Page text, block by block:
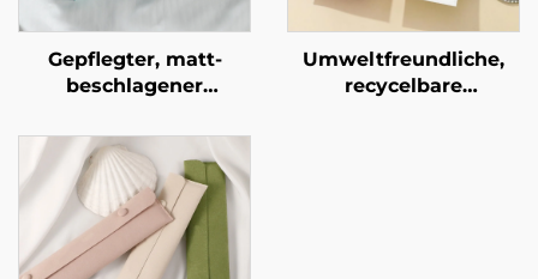
Gepflegter, matt-
beschlagener
Schubladentresor aus
geometrischem
Karton für eine
exklusive
Schmuckmarke –
avantgardistische
Umweltfreundliche,
recycelbare